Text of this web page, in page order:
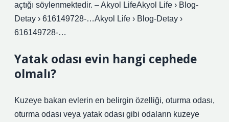
açtığı söylenmektedir. – Akyol LifeAkyol Life › Blog-
Detay › 616149728-…Akyol Life › Blog-Detay ›
616149728-…
Yatak odası evin hangi cephede
olmalı?
Kuzeye bakan evlerin en belirgin özelliği, oturma odası,
oturma odası veya yatak odası gibi odaların kuzeye